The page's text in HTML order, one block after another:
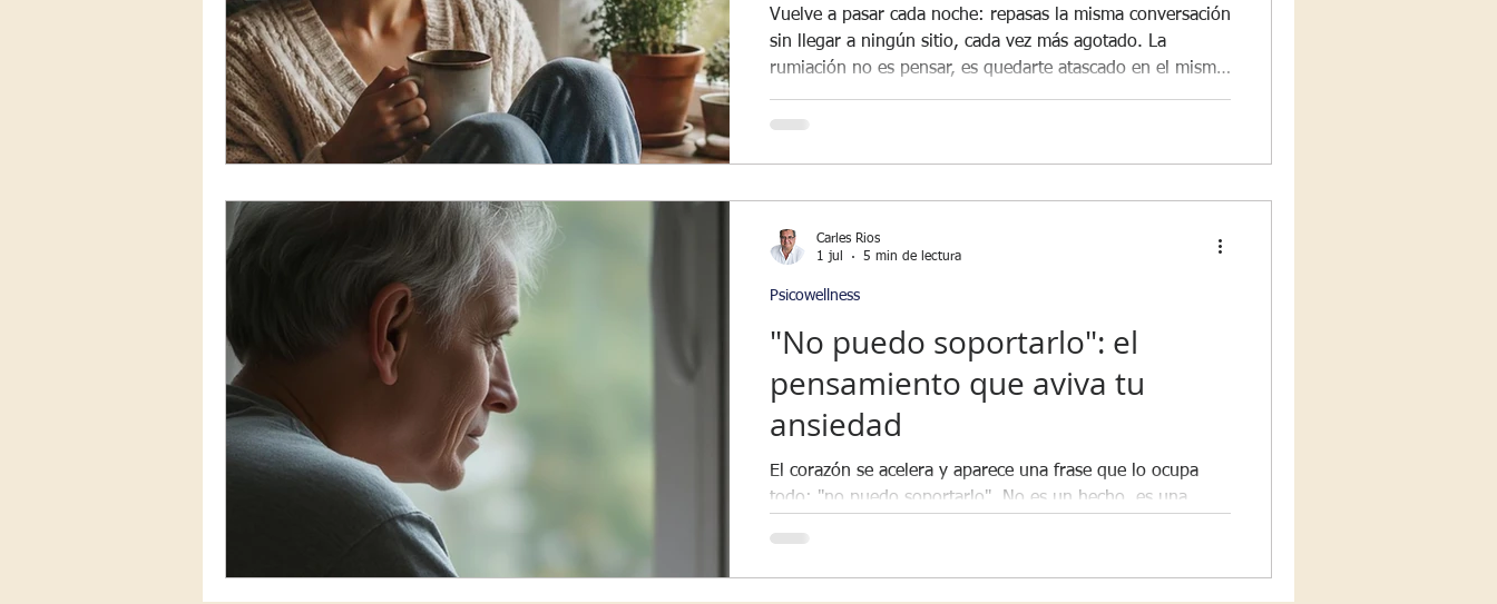
Relación con uno mismo Psicología Positiva
Vuelve a pasar cada noche: repasas la misma conversación
sin llegar a ningún sitio, cada vez más agotado. La
rumiación no es pensar, es quedarte atascado en el mismo
pensamiento sin ninguna decisión nueva. Desde la Terapia
de Aceptación y Compromiso, explicamos por qué la
prácticas —como la defusión cognitiva— para salir del
bucle y volver al momento presente.
"No puedo soportarlo": el
pensamiento que aviva tu
ansiedad
El corazón se acelera y aparece una frase que lo ocupa
todo: "no puedo soportarlo". No es un hecho, es una
la Terapia de Aceptación y Compromiso te explicamos por
Psicowellness
Carles Rios
1 jul
5 min de lectura